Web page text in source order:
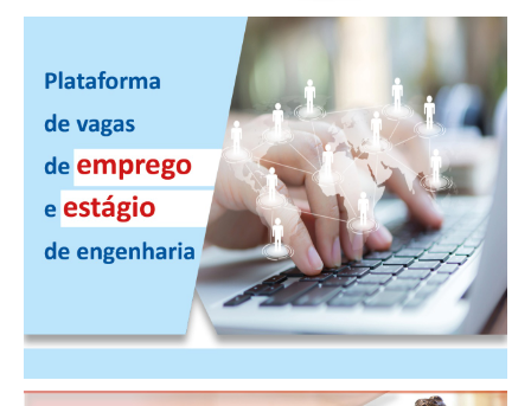
CURSOS
ENGENHEIRO EMPREENDEDOR
SEESP EDUCAÇÃO
PLATAFORMAS GRATUITAS